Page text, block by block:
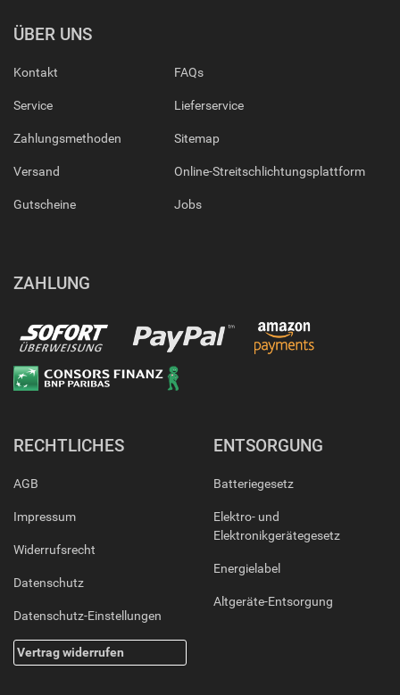
ÜBER UNS
Kontakt
Service
Zahlungsmethoden
Versand
Gutscheine
FAQs
Lieferservice
Sitemap
Online-Streitschlichtungsplattform
Jobs
ZAHLUNG
RECHTLICHES
AGB
Impressum
Widerrufsrecht
Datenschutz
Datenschutz-Einstellungen
Vertrag widerrufen
ENTSORGUNG
Batteriegesetz
Elektro- und
Elektronikgerätegesetz
Energielabel
Altgeräte-Entsorgung